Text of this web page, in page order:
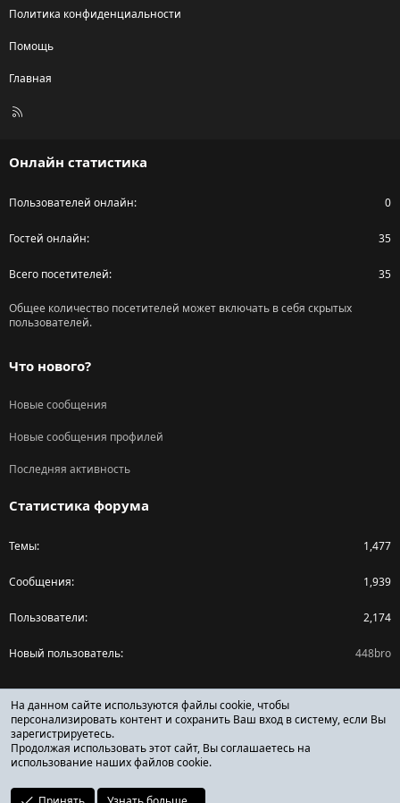
Политика конфиденциальности
Помощь
Главная
R
Онлайн статистика
Пользователей онлайн 0
Гостей онлайн 35
Всего посетителей 35
Общее количество посетителей может включать в себя скрытых
пользователей.
Что нового?
Новые сообщения
Новые сообщения профилей
Последняя активность
Статистика форума
Темы 1,477
Сообщения 1,939
Пользователи 2,174
Новый пользователь 448bro
Поделиться страницей
Facebook
X (Twitter)
Reddit
На данном сайте используются файлы cookie, чтобы
персонализировать контент и сохранить Ваш вход в систему, если Вы
зарегистрируетесь.
Продолжая использовать этот сайт, Вы соглашаетесь на
использование наших файлов cookie.